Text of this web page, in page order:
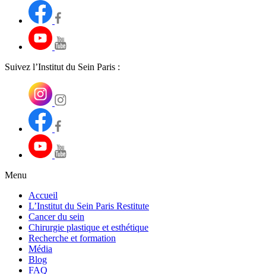
Suivez l’Institut du Sein Paris :
Menu
Accueil
L’Institut du Sein Paris Restitute
Cancer du sein
Chirurgie plastique et esthétique
Recherche et formation
Média
Blog
FAQ